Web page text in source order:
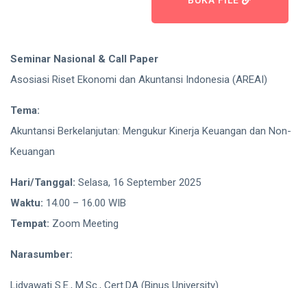
Seminar Nasional & Call Paper
Asosiasi Riset Ekonomi dan Akuntansi Indonesia (AREAI)
Tema:
Akuntansi Berkelanjutan: Mengukur Kinerja Keuangan dan Non-
Keuangan
Hari/Tanggal: Selasa, 16 September 2025
Waktu: 14.00 – 16.00 WIB
Tempat: Zoom Meeting
Narasumber:
Lidyawati S.E., M.Sc., Cert.DA (Binus University)